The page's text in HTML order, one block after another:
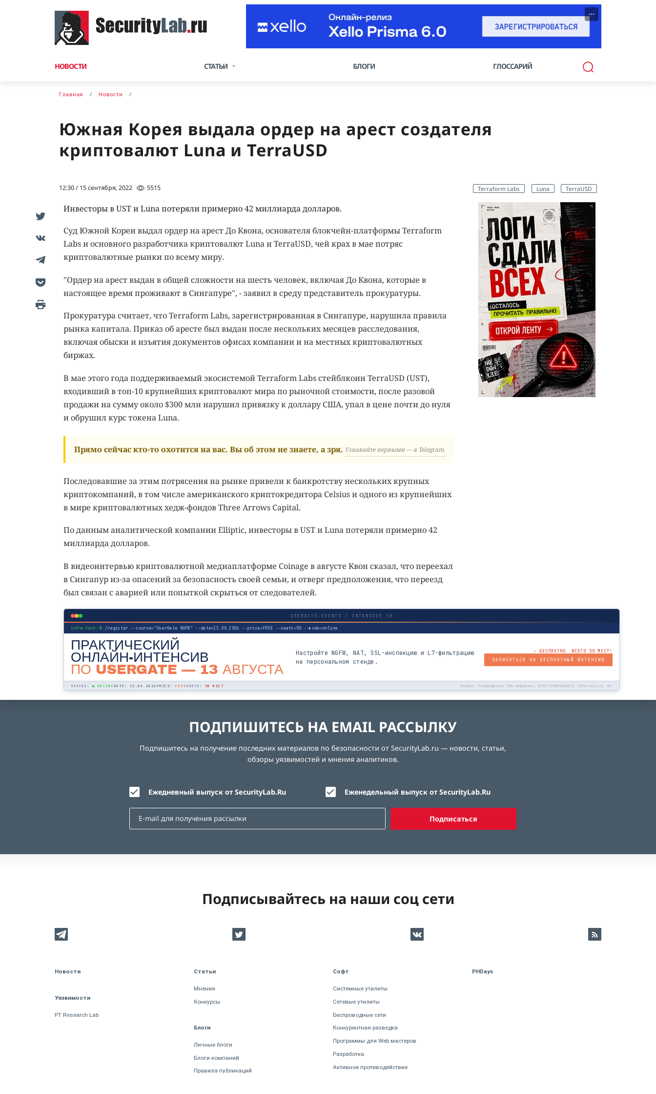
···
НОВОСТИ СТАТЬИ БЛОГИ ГЛОССАРИЙ
Главная Новости
Южная Корея выдала ордер на арест создателя
криптовалют Luna и TerraUSD
12:30 / 15 сентября, 2022 5515 Terraform Labs Luna TerraUSD
Инвесторы в UST и Luna потеряли примерно 42 миллиарда долларов.
Суд Южной Кореи выдал ордер на арест До Квона, основателя блокчейн-платформы Terraform
Labs и основного разработчика криптовалют Luna и TerraUSD, чей крах в мае потряс
криптовалютные рынки по всему миру.
"Ордер на арест выдан в общей сложности на шесть человек, включая До Квона, которые в
настоящее время проживают в Сингапуре", - заявил в среду представитель прокуратуры.
Прокуратура считает, что Terraform Labs, зарегистрированная в Сингапуре, нарушила правила
рынка капитала. Приказ об аресте был выдан после нескольких месяцев расследования,
включая обыски и изъятия документов офисах компании и на местных криптовалютных
биржах.
В мае этого года поддерживаемый экосистемой Terraform Labs стейблкоин TerraUSD (UST),
входивший в топ-10 крупнейших криптовалют мира по рыночной стоимости, после разовой
продажи на сумму около $300 млн нарушил привязку к доллару США, упал в цене почти до нуля
и обрушил курс токена Luna.
Прямо сейчас кто-то охотится на вас. Вы об этом не знаете, а зря. Узнавайте первыми — в Telegram.
Последовавшие за этим потрясения на рынке привели к банкротству нескольких крупных
криптокомпаний, в том числе американского криптокредитора Celsius и одного из крупнейших
в мире криптовалютных хедж-фондов Three Arrows Capital.
По данным аналитической компании Elliptic, инвесторы в UST и Luna потеряли примерно 42
миллиарда долларов.
В видеоинтервью криптовалютной медиаплатформе Coinage в августе Квон сказал, что переехал
в Сингапур из-за опасений за безопасность своей семьи, и отверг предположения, что переезд
был связан с аварией или попыткой скрыться от следователей.
USERGATE-EVENTS / INTENSIVE.SH
infra-tech:~$ ./register --course="UserGate NGFW" --date=13.08.2026 --price=FREE --seats=50 --mode=online
ПРАКТИЧЕСКИЙ
ОНЛАЙН-ИНТЕНСИВ
ПО USERGATE — 13 АВГУСТА
Настройте NGFW, NAT, SSL-инспекцию и L7-фильтрацию
на персональном стенде.
⚡ БЕСПЛАТНО. ВСЕГО 50 МЕСТ!
ЗАПИСАТЬСЯ НА БЕСПЛАТНЫЙ ИНТЕНСИВ
STATUS: ● ONLINE DATE: 13.08.2026 PRICE: FREE SEATS: 50 МЕСТ Реклама. Рекламодатель: ООО «Инфратех», ОГРН 1195081048073, infra-tech.ru, 18+
ПОДПИШИТЕСЬ НА EMAIL РАССЫЛКУ
Подпишитесь на получение последних материалов по безопасности от SecurityLab.ru — новости, статьи,
обзоры уязвимостей и мнения аналитиков.
Ежедневный выпуск от SecurityLab.Ru Еженедельный выпуск от SecurityLab.Ru
Подписаться
Подписывайтесь на наши соц сети
Новости
Уязвимости
PT Research Lab
Статьи
Мнения
Конкурсы
Блоги
Личные блоги
Блоги компаний
Правила публикаций
Софт
Системные утилиты
Сетевые утилиты
Беспроводные сети
Конкурентная разведка
Программы для Web мастеров
Разработка
Активное противодействие
PHDays